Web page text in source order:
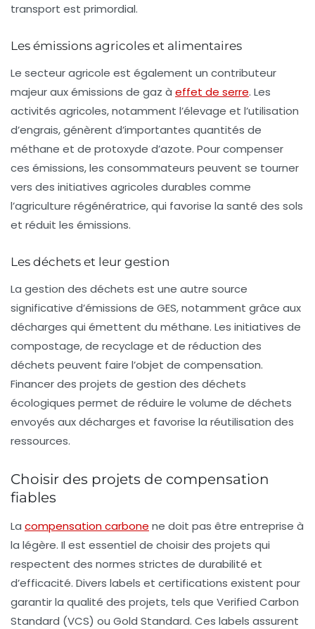
transport est primordial.
Les émissions agricoles et alimentaires
Le secteur agricole est également un contributeur
majeur aux émissions de gaz à effet de serre. Les
activités agricoles, notamment l’élevage et l’utilisation
d’engrais, génèrent d’importantes quantités de
méthane et de protoxyde d’azote. Pour compenser
ces émissions, les consommateurs peuvent se tourner
vers des initiatives agricoles durables comme
l’agriculture régénératrice, qui favorise la santé des sols
et réduit les émissions.
Les déchets et leur gestion
La gestion des déchets est une autre source
significative d’émissions de GES, notamment grâce aux
décharges qui émettent du méthane. Les initiatives de
compostage, de recyclage et de réduction des
déchets peuvent faire l’objet de compensation.
Financer des projets de gestion des déchets
écologiques permet de réduire le volume de déchets
envoyés aux décharges et favorise la réutilisation des
ressources.
Choisir des projets de compensation
fiables
La compensation carbone ne doit pas être entreprise à
la légère. Il est essentiel de choisir des projets qui
respectent des normes strictes de durabilité et
d’efficacité. Divers labels et certifications existent pour
garantir la qualité des projets, tels que Verified Carbon
Standard (VCS) ou Gold Standard. Ces labels assurent